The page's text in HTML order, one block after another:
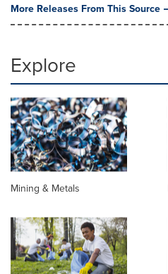
More Releases From This Source
Explore
Mining & Metals